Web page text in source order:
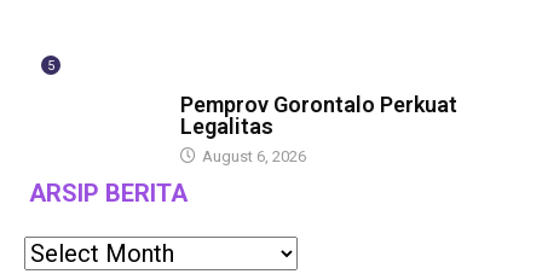
5
Pemprov Gorontalo Perkuat
Legalitas
August 6, 2026
ARSIP BERITA